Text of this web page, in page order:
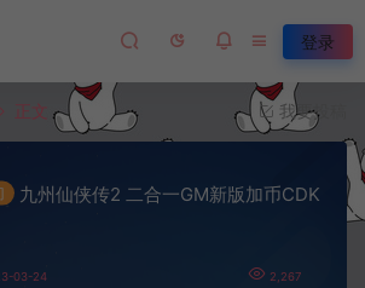
登录
正文 我要投稿
九州仙侠传2 二合一GM新版加币CDK
03-24 2,267